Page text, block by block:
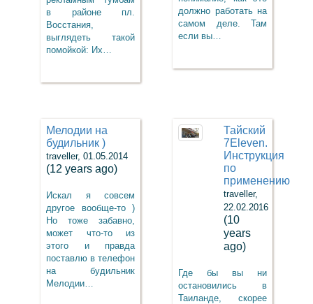
в районе пл.
Восстания,
выглядеть такой
помойкой: Их…
должно работать на
самом деле. Там
если вы…
Мелодии на
будильник )
traveller, 01.05.2014
(12 years ago)
Искал я совсем
другое вообще-то )
Но тоже забавно,
может что-то из
этого и правда
поставлю в телефон
на будильник
Мелодии…
Тайский
7Eleven.
Инструкция
по
применению
traveller,
22.02.2016
(10
years
ago)
Где бы вы ни
остановились в
Таиланде, скорее